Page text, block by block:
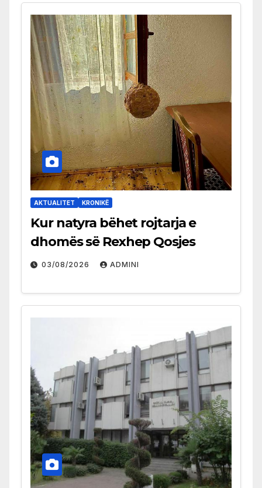
AKTUALITET KRONIKË
Kur natyra bëhet rojtarja e
dhomës së Rexhep Qosjes
03/08/2026 ADMINI